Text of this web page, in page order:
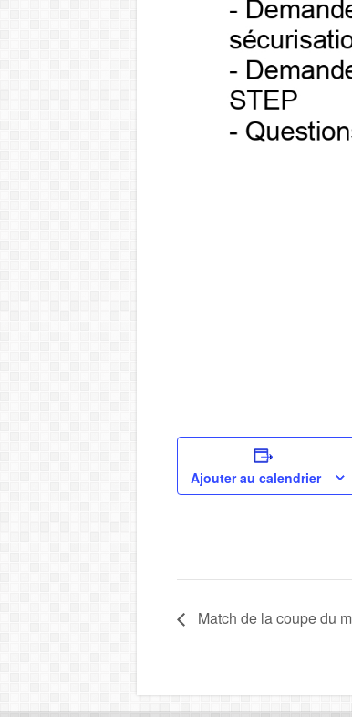
Ajouter au calendrier
Match de la coupe du